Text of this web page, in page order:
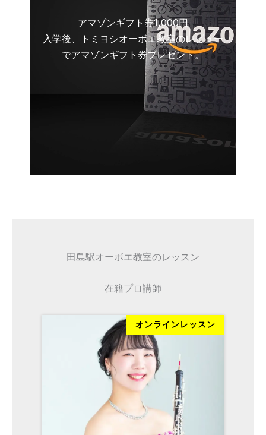
アマゾンギフト券1,000円
入学後、トミヨシオーボエ教室のレビュー
でアマゾンギフト券プレゼント。
田島駅オーボエ教室のレッスン
在籍プロ講師
オンラインレッスン